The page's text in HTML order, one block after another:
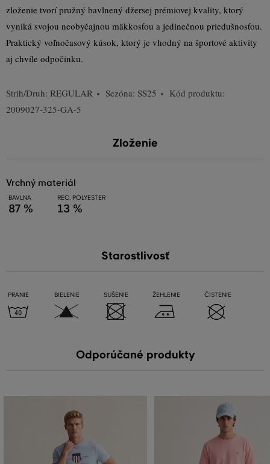
zloženie tvorí pružný bavlnený džersej prémiovej kvality, ktorý
vyniká svojou neobyčajnou mäkkosťou a jedinečnou priedušnosťou.
Praktický voľnočasový kúsok, ktorý je vhodný na športové aktivity
aj chvíle odpočinku.
Strih/Druh: REGULAR Sezóna: SS25
Kód produktu:
2009027-325-GA-5
Zloženie
vrchný materiál
BAVLNA
87 %
REC. POLYESTER
13 %
Starostlivosť
PRANIE BIELENIE SUŠENIE ŽEHLENIE ČISTENIE
Odporúčané produkty